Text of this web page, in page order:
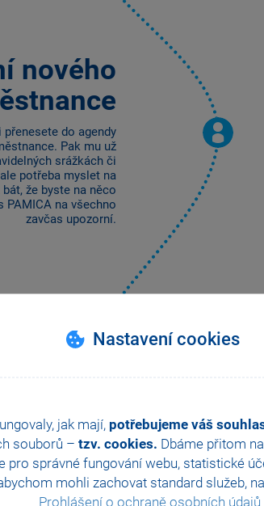
Nastavení cookies
jak mají, potřebujeme váš
souborů – tzv. cookies. Dbáme přitom
pro správné fungování webu, statistické
mohli zachovat standard služeb,
Prohlášení o ochraně osobních údajů
nového
do agendy
Pak mu už
srážkách či
potřeba myslet na
že byste na něco
na všechno
zavčas upozorní.
Dále vaše
nastavíte
mzdy a mají
a daně z
zúčtování